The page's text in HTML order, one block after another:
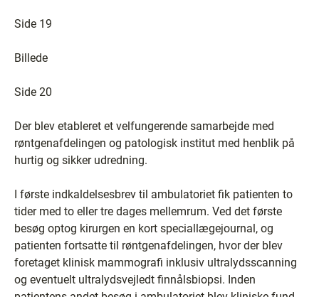
Side 19
Billede
Side 20
Der blev etableret et velfungerende samarbejde med
røntgenafdelingen og patologisk institut med henblik på
hurtig og sikker udredning.
I første indkaldelsesbrev til ambulatoriet fik patienten to
tider med to eller tre dages mellemrum. Ved det første
besøg optog kirurgen en kort speciallægejournal, og
patienten fortsatte til røntgenafdelingen, hvor der blev
foretaget klinisk mammografi inklusiv ultralydsscanning
og eventuelt ultralydsvejledt finnålsbiopsi. Inden